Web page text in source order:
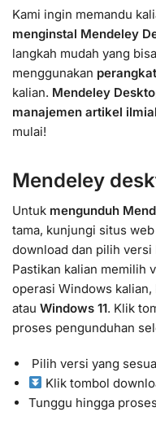
Kami ingin memandu
menginstal Mendeley
langkah mudah yang
menggunakan
kalian. Mendeley
manajemen artikel
mulai!
Mendeley
Untuk mengunduh
tama, kunjungi situs
download dan pilih versi
Pastikan kalian memilih
operasi Windows kalian,
atau Windows 11. Klik
proses pengunduhan
Pilih versi yang
Klik tombol
Tunggu hingga